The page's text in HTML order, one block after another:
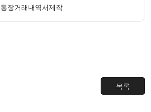
장거래내역서제작
목록